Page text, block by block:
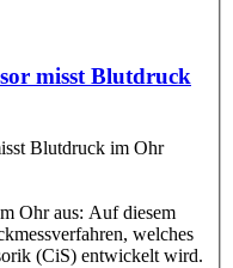
misst Blutdruck
Ohr aus: Auf diesem
welches
(CiS) entwickelt wird.